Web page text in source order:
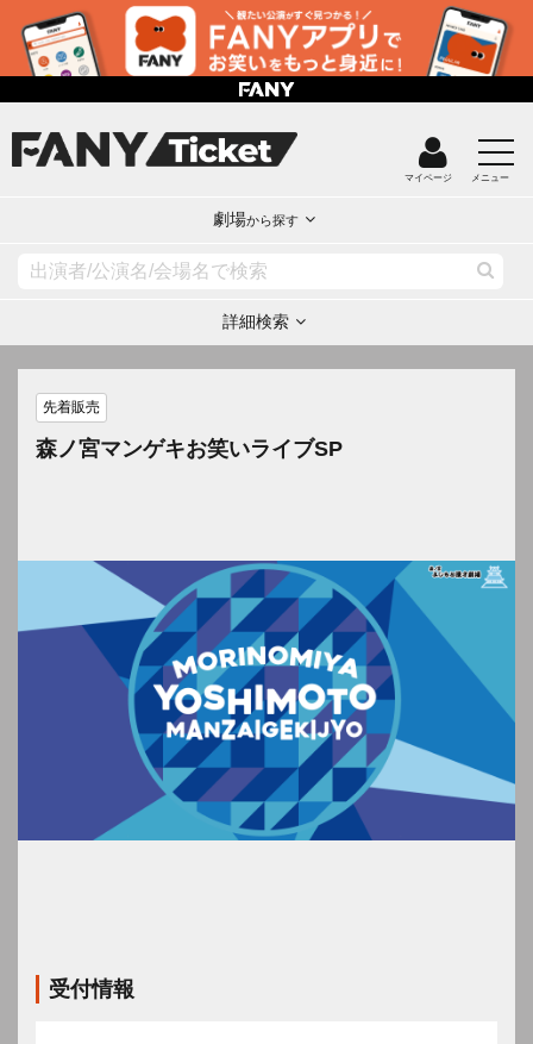
マイページ メニュー
劇場から探す
詳細検索
先着販売
森ノ宮マンゲキお笑いライブSP
受付情報